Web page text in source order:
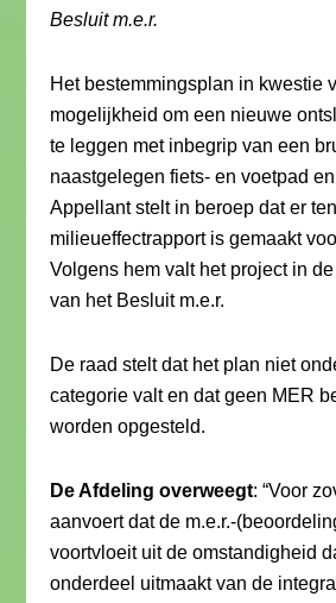
Besluit m.e.r.
Het bestemmingsplan in kwestie
mogelijkheid om een nieuwe
te leggen met inbegrip van een
naastgelegen fiets- en voetpad
Appellant stelt in beroep dat er
milieueffectrapport is gemaakt
Volgens hem valt het project in
van het Besluit m.e.r.
De raad stelt dat het plan niet
categorie valt en dat geen MER
worden opgesteld.
De Afdeling overweegt: “Voor
aanvoert dat de m.e.r.-
voortvloeit uit de omstandigheid
onderdeel uitmaakt van de